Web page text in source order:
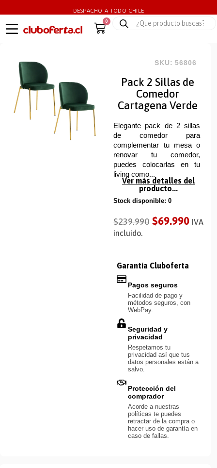
DESPACHO A TODO CHILE
0
SKU: 56806
Pack 2 Sillas de
Comedor
Cartagena Verde
Elegante pack de 2 sillas
de comedor para
complementar tu mesa o
renovar tu comedor,
puedes colocarlas en tu
living como...
Ver más detalles del
producto...
Stock disponible: 0
$239.990 $69.990 IVA
incluido.
Garantía Cluboferta
Pagos seguros
Facilidad de pago y
métodos seguros, con
WebPay.
Seguridad y
privacidad
Respetamos tu
privacidad así que tus
datos personales están a
salvo.
Protección del
comprador
Acorde a nuestras
políticas te puedes
retractar de la compra o
hacer uso de garantía en
caso de fallas.